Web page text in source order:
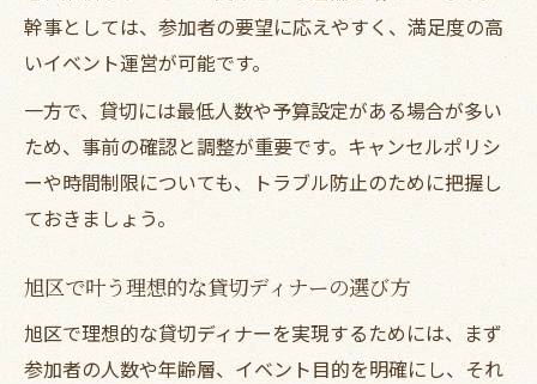
幹事としては、参加者の要望に応えやすく、満足度の高
いイベント運営が可能です。
一方で、貸切には最低人数や予算設定がある場合が多い
ため、事前の確認と調整が重要です。キャンセルポリシ
ーや時間制限についても、トラブル防止のために把握し
ておきましょう。
旭区で叶う理想的な貸切ディナーの選び方
旭区で理想的な貸切ディナーを実現するためには、まず
参加者の人数や年齢層、イベント目的を明確にし、それ